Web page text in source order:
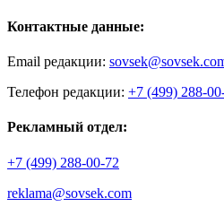
Контактные данные:
Email редакции:
Телефон редакции: +7 (499) 288-
Рекламный отдел:
+7 (499) 288-00-72
reklama@sovsek.com